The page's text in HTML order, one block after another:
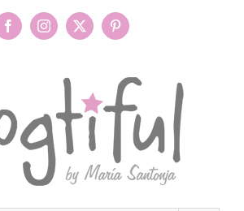
FacebookInstagram
X Pinterest